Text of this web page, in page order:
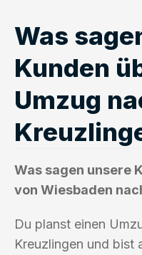
Was
Kunden
Umzug
Was sagen unsere
von Wiesbaden
Du planst einen
Kreuzlingen und bist